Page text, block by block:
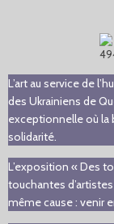
L’art au service de
des Ukrainiens de
exceptionnelle où la
solidarité.
L’exposition « Des
touchantes
même cause : venir